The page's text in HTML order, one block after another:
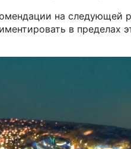
на следующей
в пределах